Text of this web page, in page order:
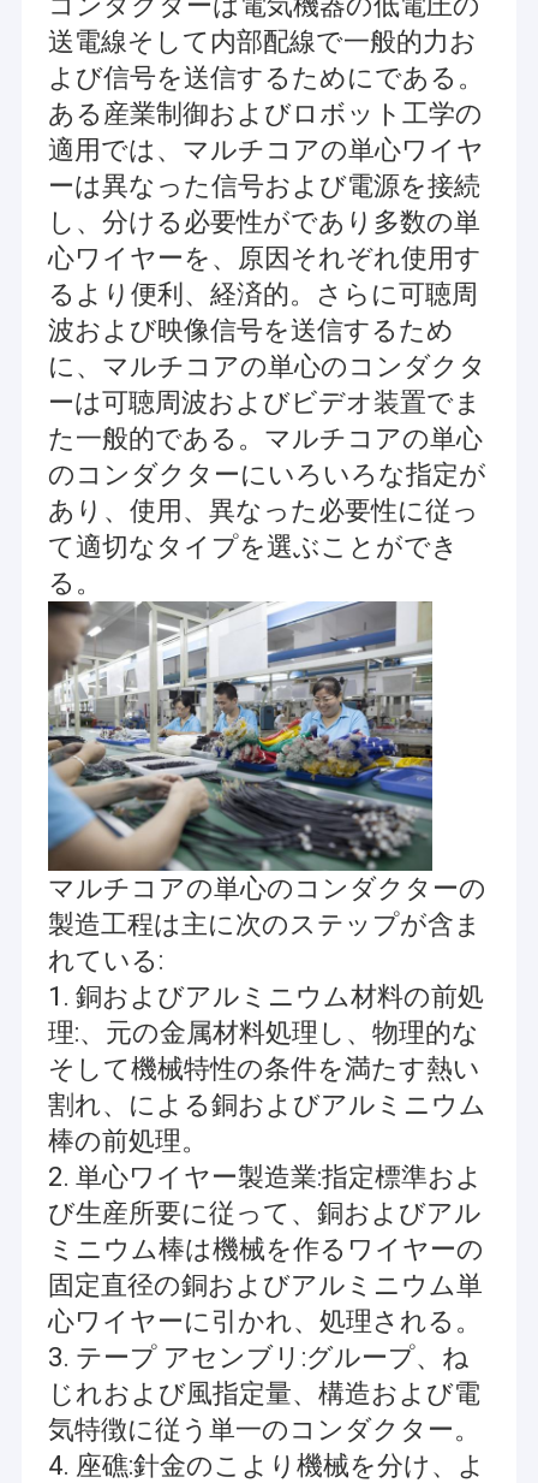
送電線そして内部配線で一般的力お
よび信号を送信するためにである。
ある産業制御およびロボット工学の
適用では、マルチコアの単心ワイヤ
ーは異なった信号および電源を接続
し、分ける必要性がであり多数の単
心ワイヤーを、原因それぞれ使用す
るより便利、経済的。さらに可聴周
波および映像信号を送信するため
に、マルチコアの単心のコンダクタ
ーは可聴周波およびビデオ装置でま
た一般的である。マルチコアの単心
のコンダクターにいろいろな指定が
あり、使用、異なった必要性に従っ
て適切なタイプを選ぶことができ
る。
マルチコアの単心のコンダクターの
製造工程は主に次のステップが含ま
れている:
1. 銅およびアルミニウム材料の前処
理:、元の金属材料処理し、物理的な
そして機械特性の条件を満たす熱い
割れ、による銅およびアルミニウム
棒の前処理。
2. 単心ワイヤー製造業:指定標準およ
び生産所要に従って、銅およびアル
ミニウム棒は機械を作るワイヤーの
固定直径の銅およびアルミニウム単
心ワイヤーに引かれ、処理される。
3. テープ アセンブリ:グループ、ね
じれおよび風指定量、構造および電
気特徴に従う単一のコンダクター。
4. 座礁:針金のこより機械を分け、よ